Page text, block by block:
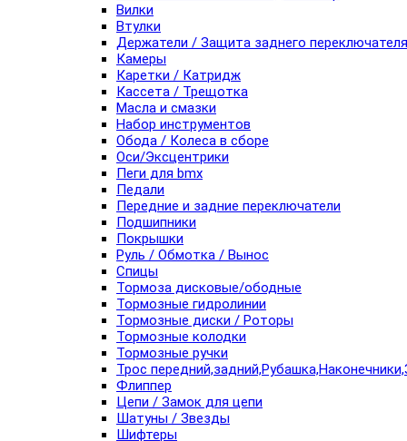
Вилки
Втулки
Держатели / Защита заднего переключателя
Камеры
Каретки / Катридж
Кассета / Трещотка
Масла и смазки
Набор инструментов
Обода / Колеса в сборе
Оси/Эксцентрики
Пеги для bmx
Педали
Передние и задние переключатели
Подшипники
Покрышки
Руль / Обмотка / Вынос
Спицы
Тормоза дисковые/ободные
Тормозные гидролинии
Тормозные диски / Роторы
Тормозные колодки
Тормозные ручки
Трос
Флиппер
Цепи / Замок для цепи
Шатуны / Звезды
Шифтеры